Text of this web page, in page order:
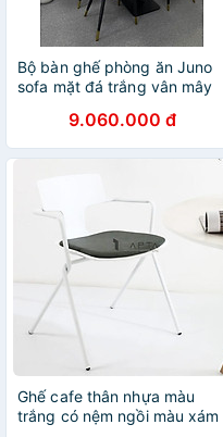
Bộ bàn ghế phòng ăn Juno
sofa mặt đá trắng vân mây
mạ đồng9.060.000 đ
Ghế cafe thân nhựa màu
trắng có nệm ngồi màu xám